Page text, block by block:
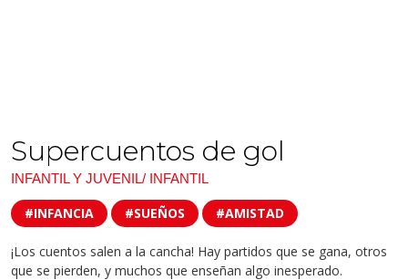
Supercuentos de gol
INFANTIL Y JUVENIL/ INFANTIL
#INFANCIA #SUEÑOS #AMISTAD
¡Los cuentos salen a la cancha! Hay partidos que se gana, otros
que se pierden, y muchos que enseñan algo inesperado.